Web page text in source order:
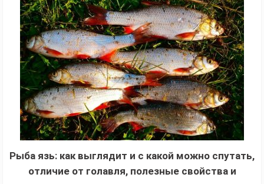
Рыба язь: как выглядит и с какой можно спутать,
отличие от голавля, полезные свойства и